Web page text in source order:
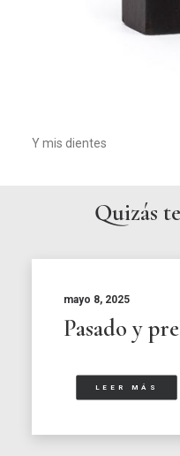
Y mis dientes
Quizás
mayo 8, 2025
Pasado y
LEER MÁS